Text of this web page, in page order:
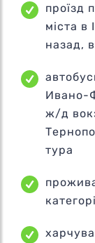
проїзд
міста в
назад,
Ивано-
ж/д
тура